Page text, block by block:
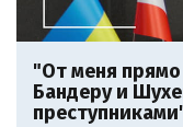
"От меня
Бандеру и